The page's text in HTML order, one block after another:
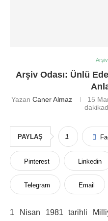
Arşiv Odası: Ünlü
Yazan Caner Almaz 15
PAYLAŞ 1
Pinterest Linkedin
Telegram Email
1 Nisan 1981 tarihli